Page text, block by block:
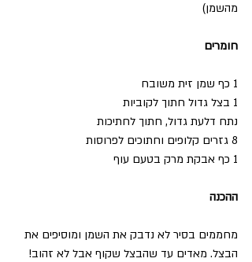
מהשמן)
חומרים
1 כף שמן זית משובח
1 בצל גדול חתוך לקוביות
נתח דלעת גדול, חתוך לחתיכות
8 גזרים קלופים וחתוכים לפרוסות
1 כף אבקת מרק בטעם עוף
ההכנה
מחממים בסיר לא נדבק את השמן ומוסיפים את
הבצל. מאדים עד שהבצל שקוף אבל לא זהוב!